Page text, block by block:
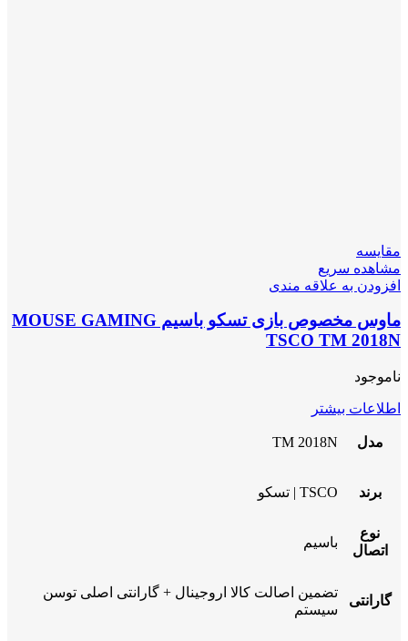
مقایسه
مشاهده سریع
افزودن به علاقه مندی
ماوس مخصوص بازی تسکو باسیم MOUSE GAMING
TSCO TM 2018N
ناموجود
اطلاعات بیشتر
مدل TM 2018N
برند TSCO | تسکو
نوع
اتصال
باسیم
گارانتی
تضمین اصالت کالا اروجینال + گارانتی اصلی توسن
سیستم